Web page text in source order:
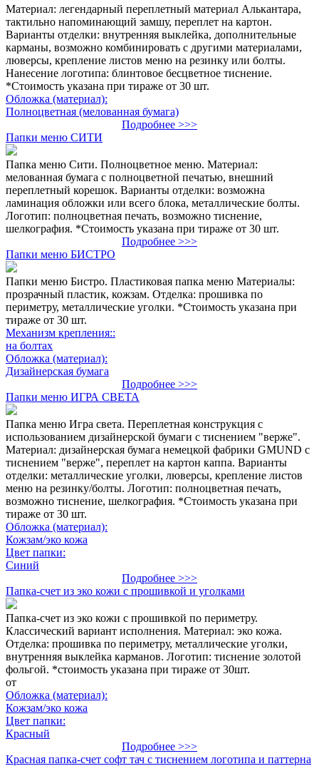
Материал: легендарный переплетный материал Алькантара,
тактильно напоминающий замшу, переплет на картон.
Варианты отделки: внутренняя выклейка, дополнительные
карманы, возможно комбинировать с другими материалами,
люверсы, крепление листов меню на резинку или болты.
Нанесение логотипа: блинтовое бесцветное тиснение.
*Стоимость указана при тираже от 30 шт.
Обложка (материал):
Полноцветная (мелованная бумага)
Подробнее >>>
Папки меню СИТИ
Папка меню Сити. Полноцветное меню. Материал:
мелованная бумага с полноцветной печатью, внешний
переплетный корешок. Варианты отделки: возможна
ламинация обложки или всего блока, металлические болты.
Логотип: полноцветная печать, возможно тиснение,
шелкография. *Стоимость указана при тираже от 30 шт.
Подробнее >>>
Папки меню БИСТРО
Папки меню Бистро. Пластиковая папка меню Материалы:
прозрачный пластик, кожзам. Отделка: прошивка по
периметру, металлические уголки. *Стоимость указана при
тираже от 30 шт.
Механизм крепления::
на болтах
Обложка (материал):
Дизайнерская бумага
Подробнее >>>
Папки меню ИГРА СВЕТА
Папка меню Игра света. Переплетная конструкция с
использованием дизайнерской бумаги с тиснением "верже".
Материал: дизайнерская бумага немецкой фабрики GMUND с
тиснением "верже", переплет на картон каппа. Варианты
отделки: металлические уголки, люверсы, крепление листов
меню на резинку/болты. Логотип: полноцветная печать,
возможно тиснение, шелкография. *Стоимость указана при
тираже от 30 шт.
Обложка (материал):
Кожзам/эко кожа
Цвет папки:
Синий
Подробнее >>>
Папка-счет из эко кожи с прошивкой и уголками
Папка-счет из эко кожи с прошивкой по периметру.
Классический вариант исполнения. Материал: эко кожа.
Отделка: прошивка по периметру, металлические уголки,
внутренняя выклейка карманов. Логотип: тиснение золотой
фольгой. *стоимость указана при тираже от 30шт.
от
Обложка (материал):
Кожзам/эко кожа
Цвет папки:
Красный
Подробнее >>>
Красная папка-счет софт тач с тиснением логотипа и паттерна